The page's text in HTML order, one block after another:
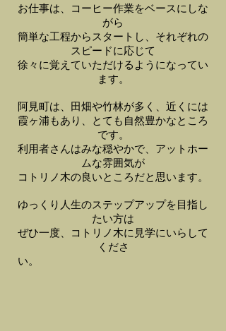
お仕事は、コーヒー作業をベースにしな
がら
簡単な工程からスタートし、それぞれの
スピードに応じて
徐々に覚えていただけるようになってい
ます。
阿見町は、田畑や竹林が多く、近くには
霞ヶ浦もあり、とても自然豊かなところ
です。
利用者さんはみな穏やかで、アットホー
ムな雰囲気が
コトリノ木の良いところだと思います。
ゆっくり人生のステップアップを目指し
たい方は
ぜひ一度、コトリノ木に見学にいらして
くださ
い。